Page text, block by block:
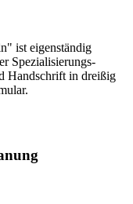
ist eigenständig
Spezialisierungs-
Handschrift in dreißig